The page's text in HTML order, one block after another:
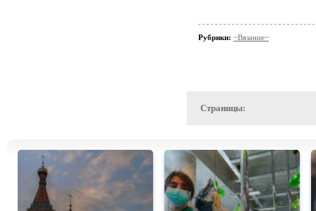
Рубрики: ~Вязание~
Страницы: